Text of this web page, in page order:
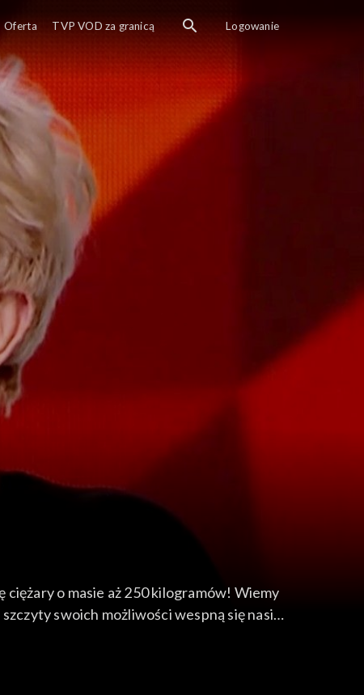
o masie aż 250 kilogramów! Wiemy
swoich możliwości wespną się nasi
i trener personalny, Włodzimierz z
Oferta TVP VOD za granicą Logowanie